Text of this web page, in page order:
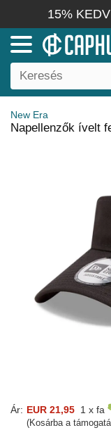
15%
New Era
Napellenzők ívelt
Ár: EUR 21,95 1 x fa
(Kosárba a